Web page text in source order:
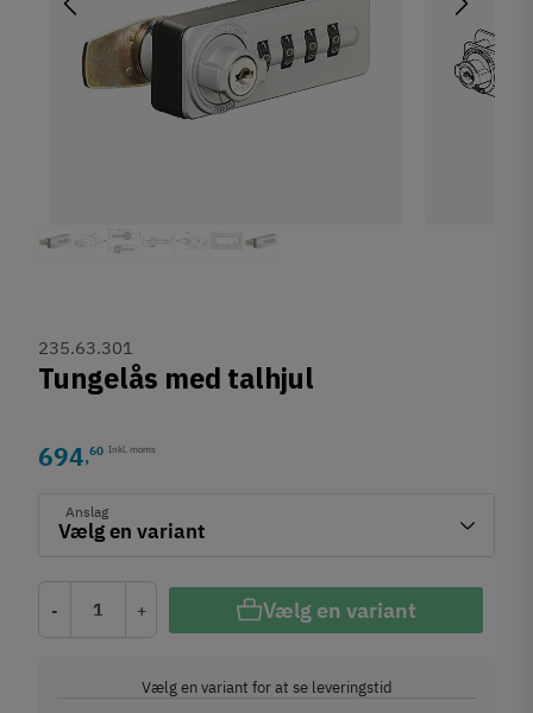
235.63.301
Tungelås med talhjul
694,60 Inkl. moms
Anslag
- + Vælg en variant
Vælg en variant for at se leveringstid